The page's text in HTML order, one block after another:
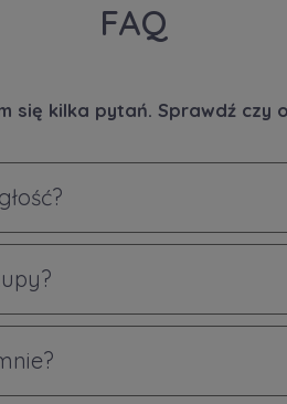
FAQ
się kilka pytań. Sprawdź czy